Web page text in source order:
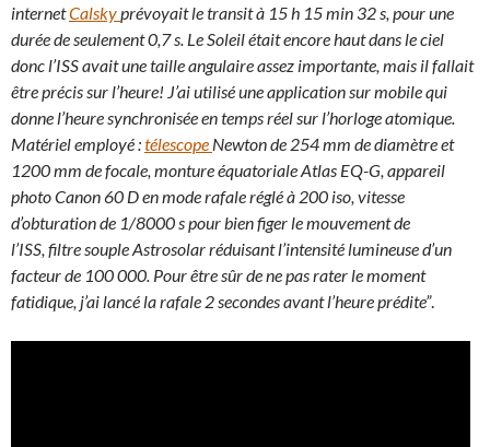
internetCalskyprévoyait le transit à 15 h 15 min 32 s, pour une
durée de seulement 0,7 s. Le Soleil était encore haut dans le ciel
donc l’ISS avait une taille angulaire assez importante, mais il fallait
être précis sur l’heure! J’ai utilisé une application sur mobile qui
donne l’heure synchronisée en temps réel sur l’horloge atomique.
Matériel employé :télescope Newton de 254 mm de diamètre et
1200 mm de focale, monture équatoriale Atlas EQ-G, appareil
photo Canon 60 D en mode rafale réglé à 200 iso, vitesse
d’obturation de 1/8000 s pour bien figer le mouvement de
l’ISS, filtre souple Astrosolar réduisant l’intensité lumineuse d’un
facteur de 100 000. Pour être sûr de ne pas rater le moment
fatidique, j’ai lancé la rafale 2 secondes avant l’heure prédite”.